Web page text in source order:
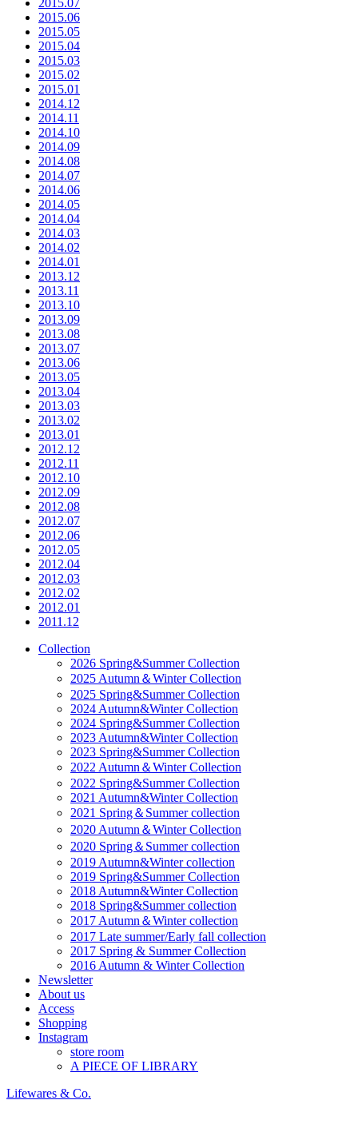
2015.07
2015.06
2015.05
2015.04
2015.03
2015.02
2015.01
2014.12
2014.11
2014.10
2014.09
2014.08
2014.07
2014.06
2014.05
2014.04
2014.03
2014.02
2014.01
2013.12
2013.11
2013.10
2013.09
2013.08
2013.07
2013.06
2013.05
2013.04
2013.03
2013.02
2013.01
2012.12
2012.11
2012.10
2012.09
2012.08
2012.07
2012.06
2012.05
2012.04
2012.03
2012.02
2012.01
2011.12
Collection
2026 Spring&Summer Collection
2025 Autumn＆Winter Collection
2025 Spring&Summer Collection
2024 Autumn&Winter Collection
2024 Spring&Summer Collection
2023 Autumn&Winter Collection
2023 Spring&Summer Collection
2022 Autumn＆Winter Collection
2022 Spring&Summer Collection
2021 Autumn&Winter Collection
2021 Spring＆Summer collection
2020 Autumn＆Winter Collection
2020 Spring＆Summer collection
2019 Autumn&Winter collection
2019 Spring&Summer Collection
2018 Autumn&Winter Collection
2018 Spring&Summer collection
2017 Autumn＆Winter collection
2017 Late summer/Early fall collection
2017 Spring & Summer Collection
2016 Autumn & Winter Collection
Newsletter
About us
Access
Shopping
Instagram
store room
A PIECE OF LIBRARY
Lifewares & Co.